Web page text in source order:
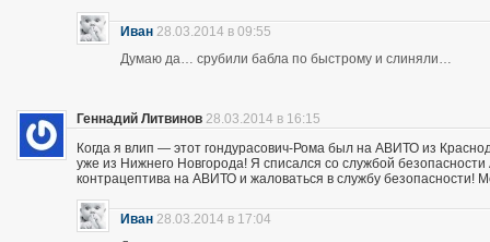
Иван 28.03.2014 в 09:55
Думаю да… срубили бабла по быстрому и слиняли…
Геннадий Литвинов 28.03.2014 в 16:15
Когда я влип — этот гондурасович-Рома был на АВИТО из
уже из Нижнего Новгорода! Я списался со службой
контрацептива на АВИТО и жаловаться в службу безопасности!
Иван 28.03.2014 в 17:04